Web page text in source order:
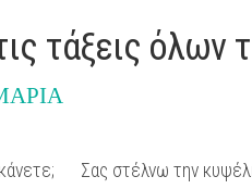
τάξεις
Σας στέλνω την κυψέλη-